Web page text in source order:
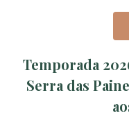
Temporada
Serra das